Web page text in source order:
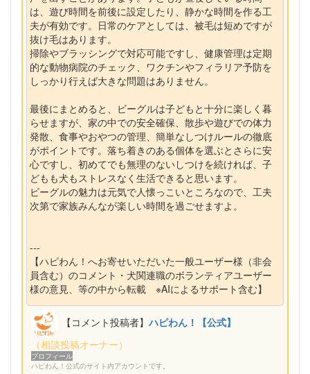
は、遊び時間を前後に設定したり、静かな時間を作る工
夫が有効です。日常のケアとしては、被毛は短めですが
抜け毛はあります。
掃除やブラッシングで対応可能ですし、健康管理は定期
的な動物病院のチェック、ワクチンやフィラリア予防を
しっかり行えば大きな問題はありません。
最後にまとめると、ビーグルは子どもと十分に楽しく暮
らせますが、家の中での安全確保、散歩や遊びでの体力
発散、食事やおやつの管理、簡単なしつけルールの徹底
がポイントです。落ち着きのある個体を選ぶとさらに安
心ですし、初めてでも無理のないしつけを続ければ、子
どもも犬もストレスなく生活できると思います。
ビーグルの魅力は元気で人懐っこいところなので、工夫
次第で家族みんなが楽しい時間を過ごせますよ。
---
【ハピわん！へお寄せいただいた一般ユーザー様（非会
員含む）のコメント・犬関連職のボランティアユーザー
様の意見、等の中から転載 ※AIによるサポート含む】
【コメント投稿者】ハピわん！【公式】
（相談投稿オーナー）
プロフィール
ハピわん！公式のサイト内アカウントです。